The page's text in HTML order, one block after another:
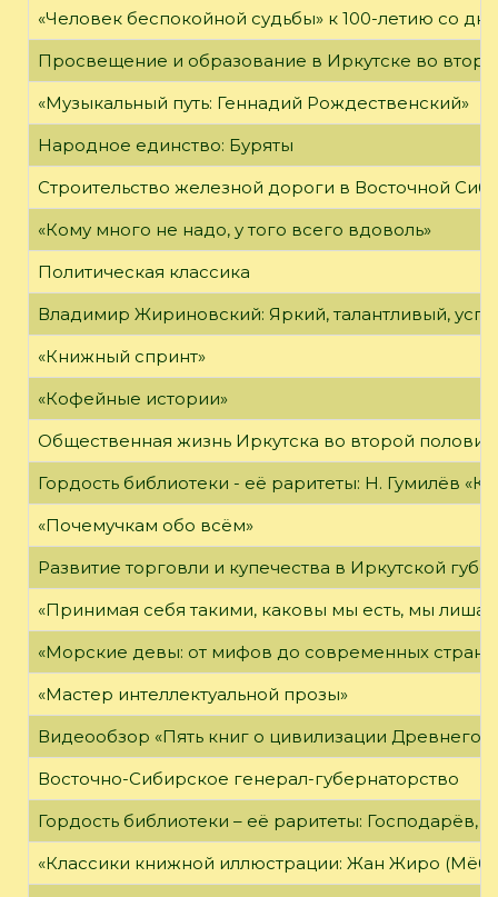
«Человек беспокойной судьбы» к 100-летию со
Просвещение и образование в Иркутске во
«Музыкальный путь: Геннадий Рождественский»
Народное единство: Буряты
Строительство железной дороги в Восточной
«Кому много не надо, у того всего вдоволь»
Политическая классика
Владимир Жириновский: Яркий, талантливый,
«Книжный спринт»
«Кофейные истории»
Общественная жизнь Иркутска во второй
Гордость библиотеки - её раритеты: Н. Гумилёв
«Почемучкам обо всём»
Развитие торговли и купечества в Иркутской
«Принимая себя такими, каковы мы есть, мы
«Морские девы: от мифов до современных
«Мастер интеллектуальной прозы»
Видеообзор «Пять книг о цивилизации Древнего
Восточно-Сибирское генерал-губернаторство
Гордость библиотеки – её раритеты:
«Классики книжной иллюстрации: Жан Жиро